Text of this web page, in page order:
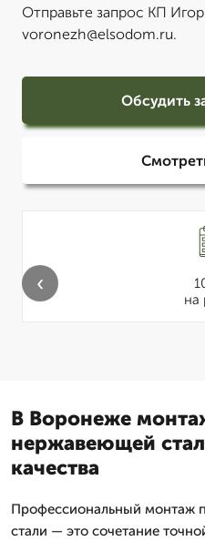
Отправьте запрос КП
voronezh@elsodom.ru.
Обсудить
на
‹
В Воронеже
нержавеющей
качества
Профессиональный монтаж
стали — это сочетание